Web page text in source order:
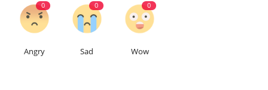
0
Angry
0
Sad
0
Wow